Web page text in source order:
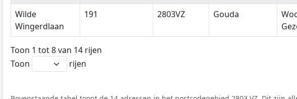
Wilde
Wingerdlaan
191 2803VZ Gouda
Toon 1 tot 8 van 14 rijen
Toon
rijen